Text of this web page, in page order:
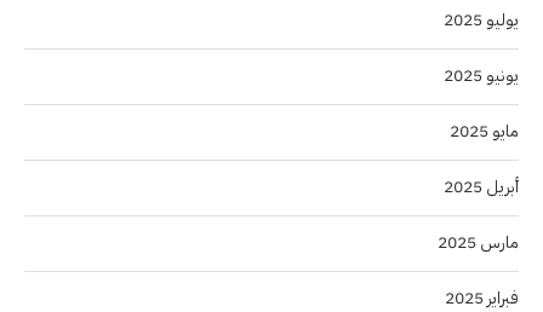
يوليو 2025
يونيو 2025
مايو 2025
أبريل 2025
مارس 2025
فبراير 2025